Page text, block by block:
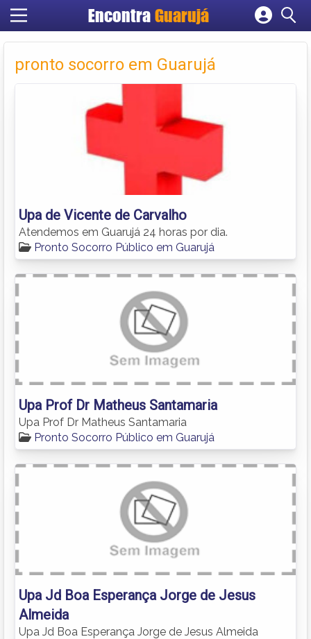
Encontra Guarujá
Cadastrar empresa
Criar conta
pronto socorro em Guarujá
Upa de Vicente de Carvalho
Atendemos em Guarujá 24 horas por dia.
Pronto Socorro Público em Guarujá
Upa Prof Dr Matheus Santamaria
Upa Prof Dr Matheus Santamaria
Pronto Socorro Público em Guarujá
Upa Jd Boa Esperança Jorge de Jesus
Almeida
Upa Jd Boa Esperança Jorge de Jesus Almeida